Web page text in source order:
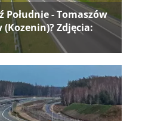
Południe - Tomaszów
Zdjęcia: